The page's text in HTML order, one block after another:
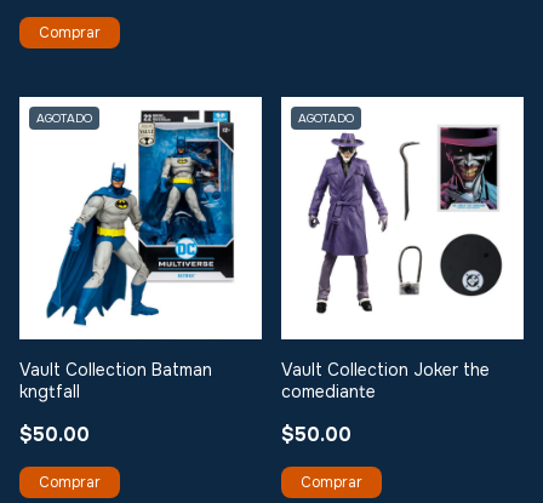
AGOTADO
Vault Collection Batman
kngtfall
$50.00
AGOTADO
Vault Collection Joker the
comediante
$50.00